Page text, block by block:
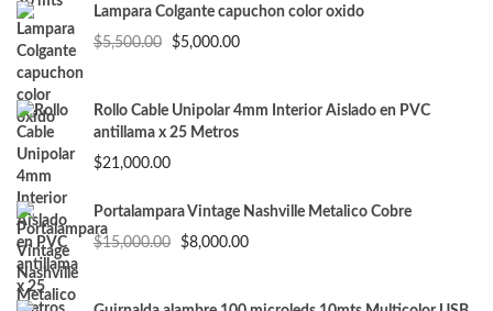
era:
$3,500.00.
es:
Lampara Colgante capuchon color oxido
$5,500.00
El
era:
$5,500.00.
$5,000.00El
es:
Rollo Cable Unipolar 4mm Interior Aislado en PVC
antillama x 25 Metros
$21,000.00
Portalampara Vintage Nashville Metalico Cobre
$15,000.00
El
$8,000.00El